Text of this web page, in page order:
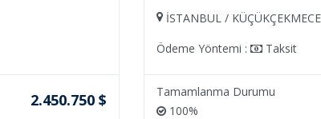
2.450.750 $
İSTANBUL / KÜÇÜKÇEKMECE
Ödeme Yöntemi :
Taksit
Tamamlanma Durumu
100%